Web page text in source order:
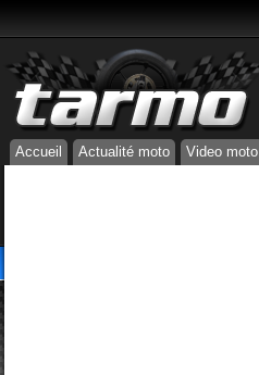
Accueil Actualité moto Video moto